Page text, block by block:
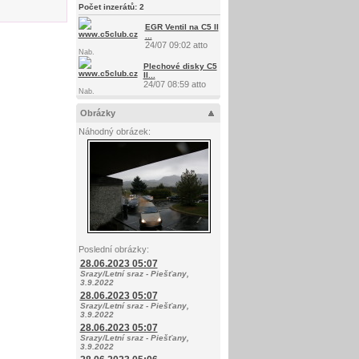
Počet inzerátů: 2
Nab.
EGR Ventil na C5 II
24/07 09:02 atto
Nab.
Plechové disky C5
II...
24/07 08:59 atto
Obrázky
Náhodný obrázek:
Poslední obrázky:
28.06.2023 05:07
Srazy/Letní sraz - Piešťany,
3.9.2022
28.06.2023 05:07
Srazy/Letní sraz - Piešťany,
3.9.2022
28.06.2023 05:07
Srazy/Letní sraz - Piešťany,
3.9.2022